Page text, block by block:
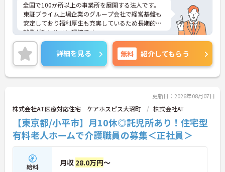
全国で100か所以上の事業所を展開する法人です。
東証プライム上場企業のグループ会社で経営基盤も
安定しており福利厚生も充実しているため長期的な
就業が叶いやすい環境です。
また、キャリアパス制度が整っているので、経験が
浅い方・ブランクがある方も高い目標をもって仕事
に取り組んでいただけます◎
ご興味ある方には、面接対策ポイントなど、さらに
詳細をお話しいたしますのでお気軽にご相談くださ
詳細を見る 無料 紹介してもらう
更新日：2026年08月07日
株式会社AT医療対応住宅 ケアホスピス大沼町 株式会社AT
【東京都/小平市】月10休◎託児所あり！住宅型
有料老人ホームで介護職員の募集＜正社員＞
給料 月収 28.0万円～